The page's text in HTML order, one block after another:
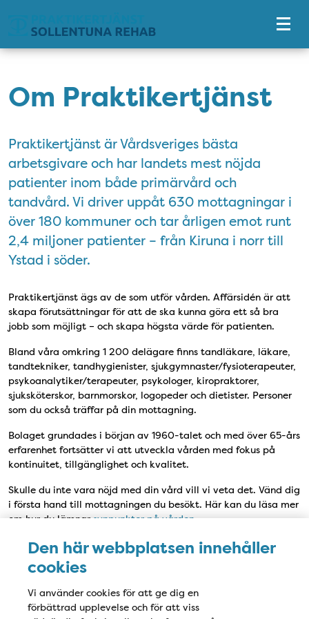
Den här webbplatsen innehåller
cookies
Vi använder cookies för att ge dig en
förbättrad upplevelse och för att viss
Om Praktikertjänst
Praktikertjänst är Vårdsveriges bästa
arbetsgivare och har landets mest nöjda
patienter inom både primärvård och
tandvård. Vi driver uppåt 630 mottagningar i
över 180 kommuner och tar årligen emot runt
2,4 miljoner patienter – från Kiruna i norr till
Ystad i söder.
Praktikertjänst ägs av de som utför vården. Affärsidén är att
skapa förutsättningar för att de ska kunna göra ett så bra
jobb som möjligt – och skapa högsta värde för patienten.
Bland våra omkring 1 200 delägare finns tandläkare, läkare,
tandtekniker, tandhygienister, sjukgymnaster/fysioterapeuter,
psykoanalytiker/terapeuter, psykologer, kiropraktorer,
sjuksköterskor, barnmorskor, logopeder och dietister. Personer
som du också träffar på din mottagning.
Bolaget grundades i början av 1960-talet och med över 65-års
erfarenhet fortsätter vi att utveckla vården med fokus på
kontinuitet, tillgänglighet och kvalitet.
Skulle du inte vara nöjd med din vård vill vi veta det. Vänd dig
i första hand till mottagningen du besökt. Här kan du läsa mer
om hur du lämnarsynpunkter på vården.
Personuppgifter
Vi värnar om individens integritet och strävar efter att
personuppgifter alltid hanteras på bästa sätt och i enlighet